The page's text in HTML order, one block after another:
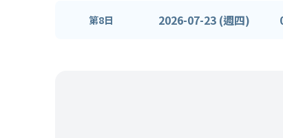
第8日 2026-07-23 (週四)